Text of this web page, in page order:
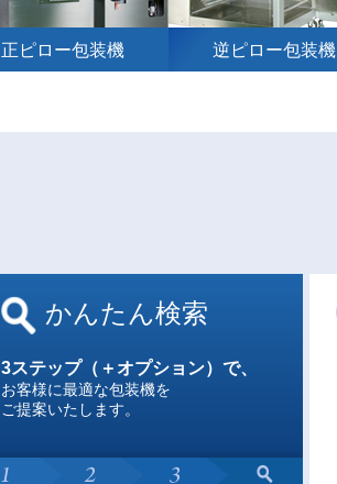
正ピロー包装機 逆ピロー包装機
かんたん検索
3ステップ（＋オプション）で、
お客様に最適な包装機を
ご提案いたします。